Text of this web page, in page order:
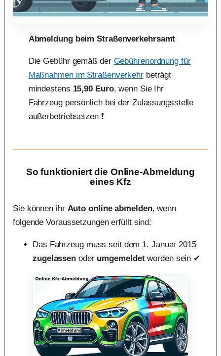
Abmeldung beim Straßenverkehrsamt
Die Gebühr gemäß der Gebührenordnung für
Maßnahmen im Straßenverkehrbeträgt
mindestens 15,90 Euro, wenn Sie Ihr
Fahrzeug persönlich bei der Zulassungsstelle
außerbetriebsetzen ❗
So funktioniert die Online-Abmeldung
eines Kfz
Sie können ihr Auto online abmelden, wenn
folgende Voraussetzungen erfüllt sind:
Das Fahrzeug muss seit dem 1. Januar 2015
zugelassen oder umgemeldetworden sein ✔︎